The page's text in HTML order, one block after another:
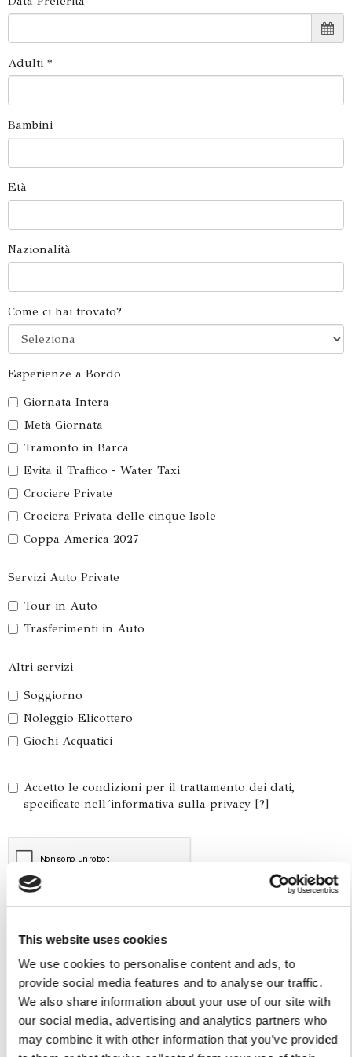
This website uses cookies
We use cookies to personalise content and ads, to
provide social media features and to analyse our traffic.
We also share information about your use of our site with
our social media, advertising and analytics partners who
may combine it with other information that you’ve provided
Adulti *
Bambini
Età
Nazionalità
Come ci hai trovato?
Esperienze a Bordo
Giornata Intera
Metà Giornata
Tramonto in Barca
Evita il Traffico - Water Taxi
Crociere Private
Crociera Privata delle cinque Isole
Coppa America 2027
Servizi Auto Private
Tour in Auto
Trasferimenti in Auto
Altri servizi
Soggiorno
Noleggio Elicottero
Giochi Acquatici
Accetto le condizioni per il trattamento dei dati,
specificate nell´informativa sulla privacy [?]
Servizio Tender per yacht